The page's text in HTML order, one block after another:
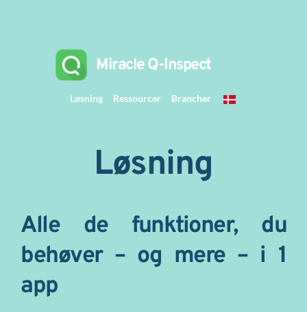
Miracle Q-Inspect
Løsning Ressourcer Brancher
Løsning
Alle de funktioner, du
behøver – og mere – i 1
app